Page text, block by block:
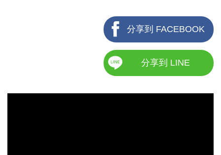
分享到 FACEBOOK
分享到 LINE